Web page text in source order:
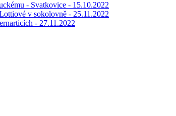
- Svatkovice - 15.10.2022
v sokolovně - 25.11.2022
- 27.11.2022